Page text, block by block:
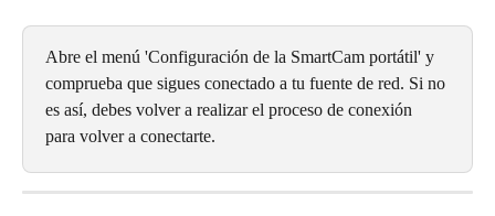
Abre el menú 'Configuración de la SmartCam portátil' y
comprueba que sigues conectado a tu fuente de red. Si no
es así, debes volver a realizar el proceso de conexión
para volver a conectarte.